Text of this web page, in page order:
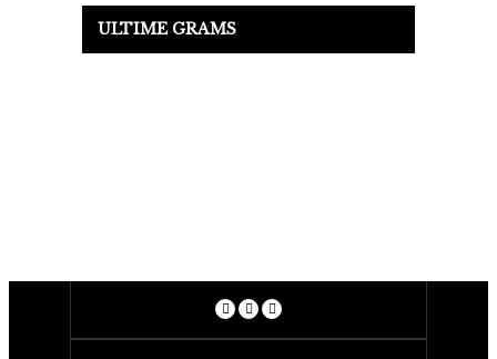
ULTIME GRAMS